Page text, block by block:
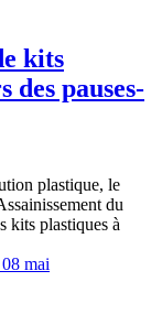
kits
des pauses-
plastique, le
du
kits plastiques à